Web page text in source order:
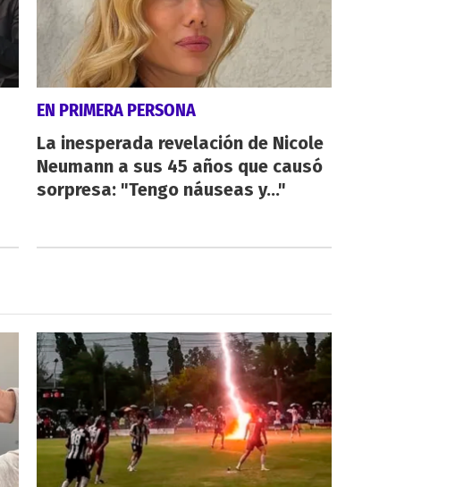
EN PRIMERA PERSONA
La inesperada revelación de Nicole
Neumann a sus 45 años que causó
sorpresa: "Tengo náuseas y..."